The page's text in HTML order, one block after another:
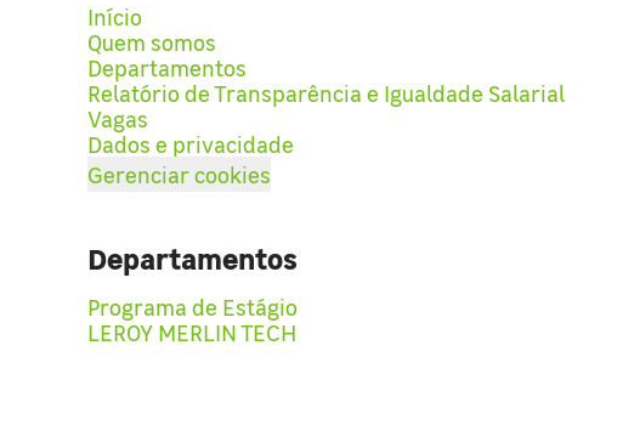
Início
Quem somos
Departamentos
Relatório de Transparência e Igualdade Salarial
Vagas
Dados e privacidade
Gerenciar cookies
Departamentos
Programa de Estágio
LEROY MERLIN TECH